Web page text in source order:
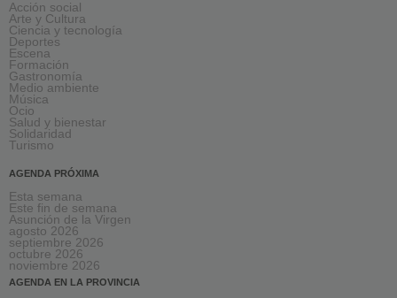
Acción social
Arte y Cultura
Ciencia y tecnología
Deportes
Escena
Formación
Gastronomía
Medio ambiente
Música
Ocio
Salud y bienestar
Solidaridad
Turismo
AGENDA PRÓXIMA
Esta semana
Este fin de semana
Asunción de la Virgen
agosto 2026
septiembre 2026
octubre 2026
noviembre 2026
AGENDA EN LA PROVINCIA